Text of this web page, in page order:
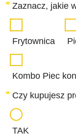
Zaznacz, jakie
Frytownica
Kombo Piec
Czy kupujesz
TAK